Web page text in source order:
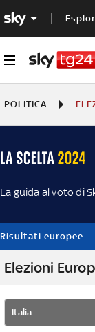
POLITICA
La guida al voto di
Risultati europee
Elezioni
Italia